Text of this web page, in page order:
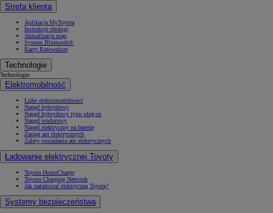
Strefa klienta
Aplikacja MyToyota
Instrukcje obsługi
Aktualizacja map
System Bluetooth®
Karty Ratownicze
Technologie
Technologie
Elektromobilność
Lider elektromobilności
Napęd hybrydowy
Napęd hybrydowy typu plug-in
Napęd wodorowy
Napęd elektryczny na baterię
Zasięg aut elektrycznych
Zalety posiadania aut elektrycznych
Ładowanie elektrycznej Toyoty
Toyota HomeCharge
Toyota Charging Network
Jak naładować elektryczną Toyotę?
Systemy bezpieczeństwa